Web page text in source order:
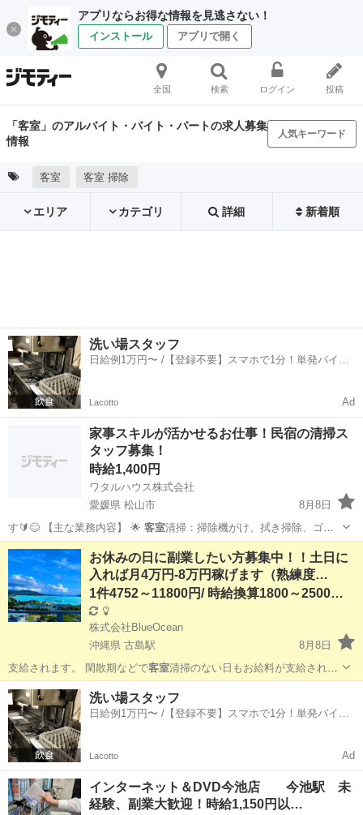
アプリならお得な情報を見逃さない！
インストール アプリで開く
全国 検索 ログイン 投稿
「客室」のアルバイト・バイト・パートの求人募集
情報
人気キーワード
客室 客室 掃除
エリア カテゴリ 詳細 新着順
洗い場スタッフ
日給例1万円〜 /【登録不要】スマホで1分！単発バイト
Lacotto Ad
家事スキルが活かせるお仕事！民宿の清掃ス
タッフ募集！
時給1,400円
ワタルハウス株式会社
愛媛県 松山市
8月8日
す🔰😊 【主な業務内容】 🌟 客室清掃：掃除機がけ、拭き掃除、ゴミ
回収 …
愛媛 松山市 清掃
お休みの日に副業したい方募集中！！土日に
入れば月4万円-8万円稼げます（熟練度…
1件4752～11800円/ 時給換算1800～2500円程
株式会社BlueOcean
沖縄県 古島駅
8月8日
支給されます。 閑散期などで客室清掃のない日もお給料が支給されま
す。 …
沖縄 国頭郡 古島駅
洗い場スタッフ
日給例1万円〜 /【登録不要】スマホで1分！単発バイト
Lacotto Ad
インターネット＆DVD今池店 今池駅 未
経験、副業大歓迎！時給1,150円以…